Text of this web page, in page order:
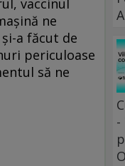
vaccinul
ne
a făcut de
periculoase
să ne
-